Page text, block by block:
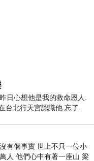
日心想他是我的救命恩人.
台北行天宮認識他.忘了.
有個事實 世上不只一位小
人 他們心中有著一座山 梁